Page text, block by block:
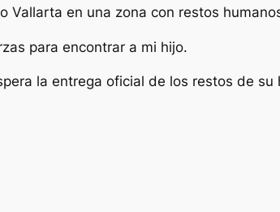
Vallarta en una zona con restos
para encontrar a mi hijo.
la entrega oficial de los restos de su